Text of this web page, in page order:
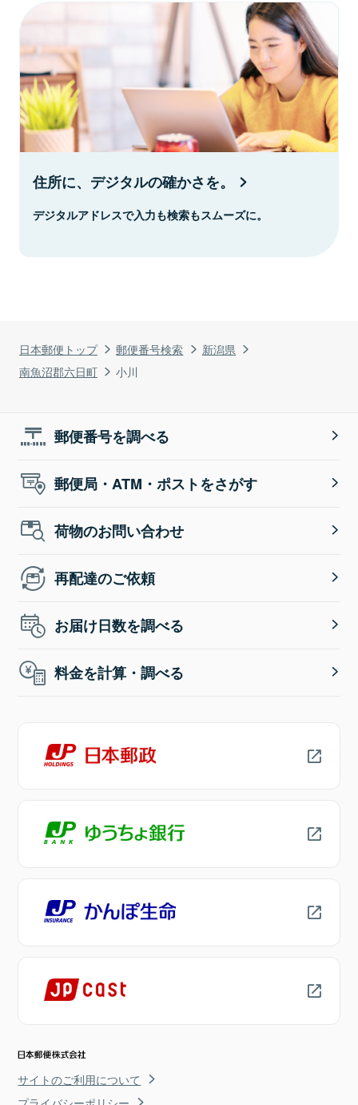
日本郵便トップ 郵便番号検索
新潟県
南魚沼郡六日町
小川
住所に、デジタルの確かさを。
デジタルアドレスで入力も検索もスムーズに。
郵便番号を調べる
郵便局・ATM・ポストをさがす
荷物のお問い合わせ
再配達のご依頼
お届け日数を調べる
料金を計算・調べる
サイトのご利用について